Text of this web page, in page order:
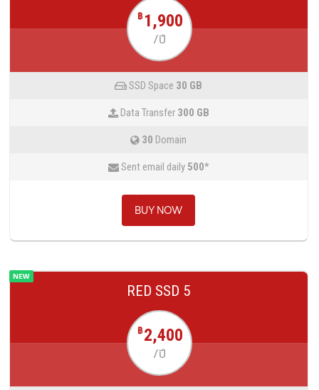
฿ 1,900
/ปี
SSD Space 30 GB
Data Transfer 300 GB
30 Domain
Sent email daily 500*
BUY NOW
RED SSD 5
฿ 2,400
/ปี